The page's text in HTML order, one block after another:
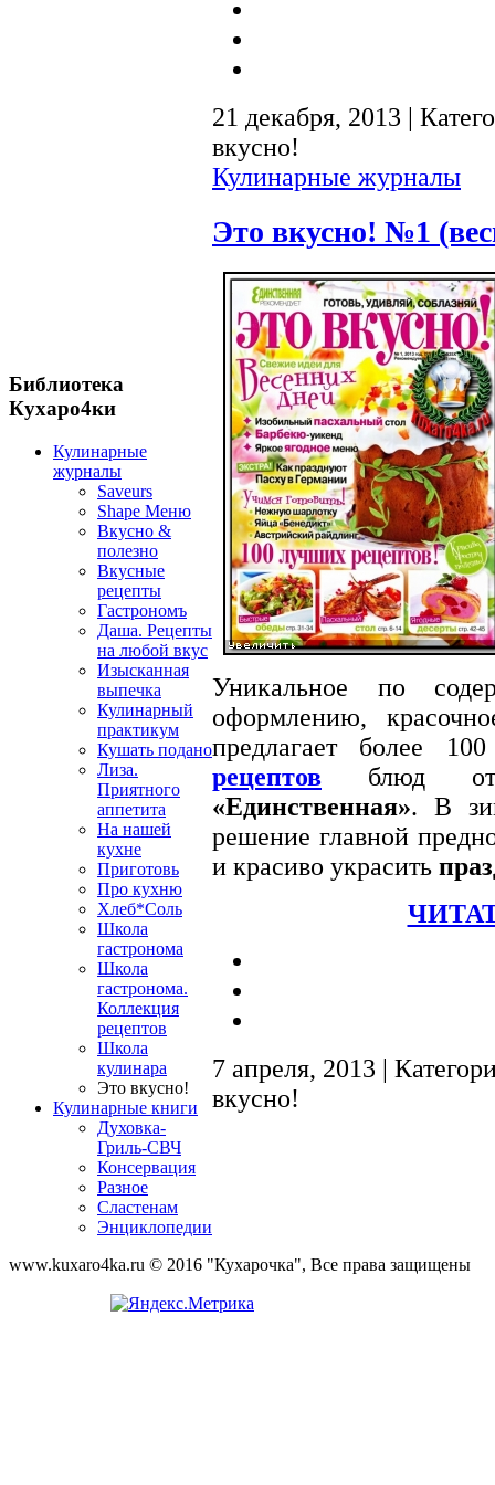
Библиотека
Кухаро4ки
Кулинарные
журналы
Saveurs
Shape Меню
Вкусно &
полезно
Вкусные
рецепты
Гастрономъ
Даша. Рецепты
на любой вкус
Изысканная
выпечка
Кулинарный
практикум
Кушать подано
Лиза.
Приятного
аппетита
На нашей
кухне
Приготовь
Про кухню
Хлеб*Соль
Школа
гастронома
Школа
гастронома.
Коллекция
рецептов
Школа
кулинара
Это вкусно!
Кулинарные книги
Духовка-
Гриль-СВЧ
Консервация
Разное
Сластенам
Энциклопедии
21 декабря, 2013 |
вкусно!
Кулинарные журналы
Это вкусно! №1
Уникальное по
оформлению,
предлагает более
рецептов блюд от
«Единственная». В
решение главной
и красиво украсить
7 апреля, 2013 |
вкусно!
www.kuxaro4ka.ru © 2016 "Кухарочка", Все права защищены